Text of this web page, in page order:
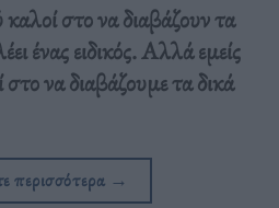
στο να διαβάζουν τα
ένας ειδικός. Αλλά εμείς
να διαβάζουμε τα δικά
περισσότερα →